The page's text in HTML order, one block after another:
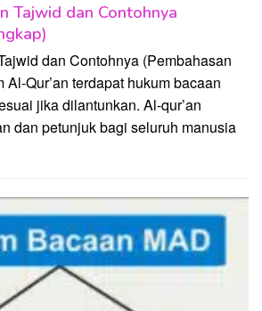
Tajwid dan Contohnya
dan Contohnya (Pembahasan
Qur’an terdapat hukum bacaan
jika dilantunkan. Al-qur’an
dan petunjuk bagi seluruh manusia